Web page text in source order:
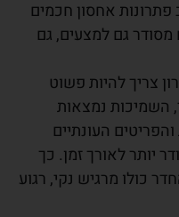
אחסון חכמים
מסודר גם למצעים, גם
צריך להיות פשוט
השמיכות נמצאות
העונתיים
יותר לאורך זמן. כך
כולו מרגיש נקי, רגוע